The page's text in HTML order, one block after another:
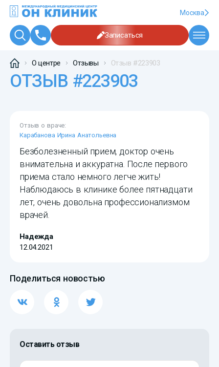
Москва
Записаться
О центре Отзывы Отзыв #223903
ОТЗЫВ #223903
Отзыв о враче:
Карабанова Ирина Анатольевна
Безболезненный прием, доктор очень
внимательна и аккуратна. После первого
приема стало немного легче жить!
Наблюдаюсь в клинике более пятнадцати
лет, очень довольна профессионализмом
врачей.
Надежда
12.04.2021
Поделиться новостью
Оставить отзыв